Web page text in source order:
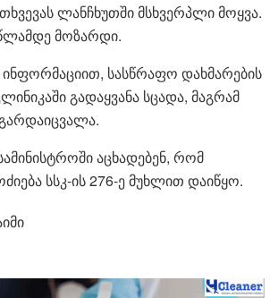
ლანჩხუთში მსხვერპლი მოყვა.
მოზარდი.
სასწრაფო დახმარების
გადაყვანა სცადა, მაგრამ
აცხადებენ, რომ
სსკ-ის 276-ე მუხლით დაიწყო.